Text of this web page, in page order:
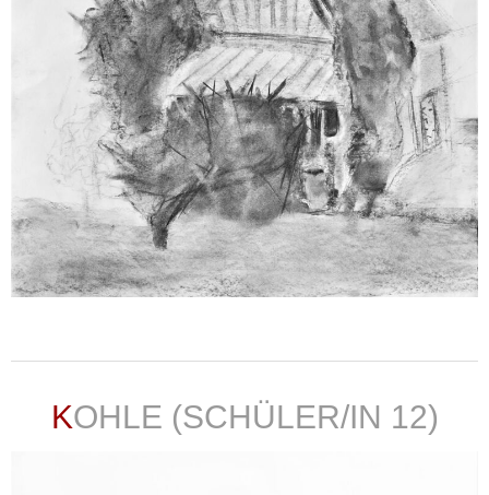
KOHLE (SCHÜLER/IN 12)